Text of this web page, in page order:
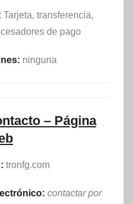
Tarjeta, transferencia,
de pago
ninguna
– Página
tronfg.com
contactar por